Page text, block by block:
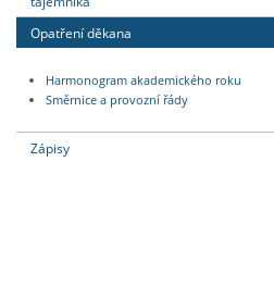
Opatření děkana
Harmonogram akademického roku
Směrnice a provozní řády
Zápisy